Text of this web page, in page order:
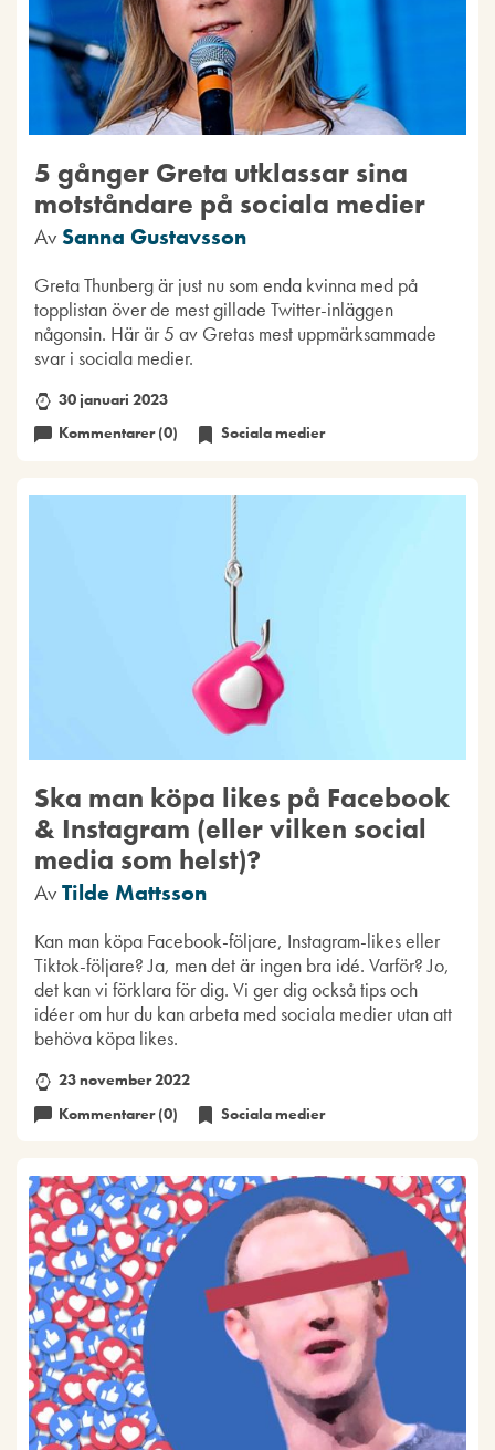
5 gånger Greta utklassar sina
motståndare på sociala medier
Av Sanna Gustavsson
Greta Thunberg är just nu som enda kvinna med på
topplistan över de mest gillade Twitter-inläggen
någonsin. Här är 5 av Gretas mest uppmärksammade
svar i sociala medier.
30 januari 2023
Kommentarer (0)
Sociala medier
Ska man köpa likes på Facebook
& Instagram (eller vilken social
media som helst)?
AvTilde Mattsson
Kan man köpa Facebook-följare, Instagram-likes eller
Tiktok-följare? Ja, men det är ingen bra idé. Varför? Jo,
det kan vi förklara för dig. Vi ger dig också tips och
idéer om hur du kan arbeta med sociala medier utan att
behöva köpa likes.
23 november 2022
Kommentarer (0)
Sociala medier